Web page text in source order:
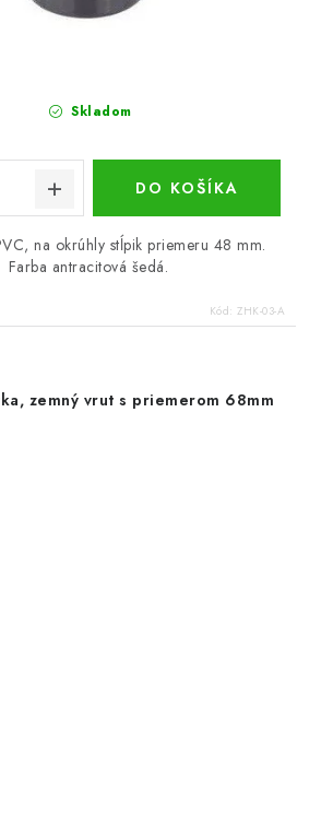
Skladom
DO KOŠÍKA
na okrúhly stĺpik priemeru 48 mm.
Farba antracitová šedá.
Kód: ZHK-03-A
zemný vrut s priemerom 68mm